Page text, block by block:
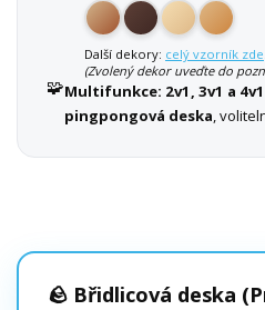
Další dekory: celý vzorník zde
(Zvolený dekor uveďte do
🧩Multifunkce: 2v1, 3v1 a 4v1
pingpongová deska,
🪨 Břidlicová deska